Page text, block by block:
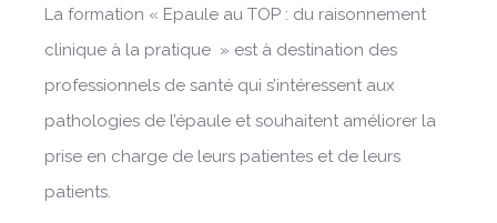
La formation « Epaule au TOP : du raisonnement
clinique à la pratique » est à destination des
professionnels de santé qui s’intéressent aux
pathologies de l’épaule et souhaitent améliorer la
prise en charge de leurs patientes et de leurs
patients.